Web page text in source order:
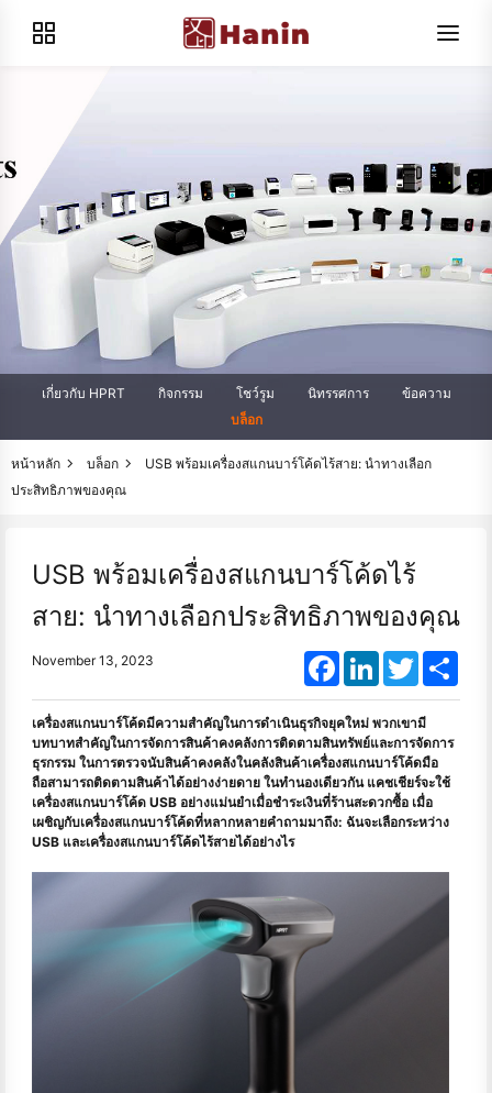
เกี่ยวกับ HPRT กิจกรรม โชว์รูม นิทรรศการ
ข้อความ
บล็อก
หน้าหลัก บล็อก
USB พร้อมเครื่องสแกนบาร์โค้ดไร้สาย: นำทางเลือก
ประสิทธิภาพของคุณ
USB พร้อมเครื่องสแกนบาร์โค้ดไร้
สาย: นำทางเลือกประสิทธิภาพของคุณ
November 13, 2023 FacebookLinkedInTwitter
เครื่องสแกนบาร์โค้ดมีความสำคัญในการดำเนินธุรกิจยุคใหม่ พวกเขามี
บทบาทสำคัญในการจัดการสินค้าคงคลังการติดตามสินทรัพย์และการจัดการ
ธุรกรรม ในการตรวจนับสินค้าคงคลังในคลังสินค้าเครื่องสแกนบาร์โค้ดมือ
ถือสามารถติดตามสินค้าได้อย่างง่ายดาย ในทํานองเดียวกัน แคชเชียร์จะใช้
เครื่องสแกนบาร์โค้ด USB อย่างแม่นยําเมื่อชําระเงินที่ร้านสะดวกซื้อ เมื่อ
เผชิญกับเครื่องสแกนบาร์โค้ดที่หลากหลายคำถามมาถึง: ฉันจะเลือกระหว่าง
USB และเครื่องสแกนบาร์โค้ดไร้สายได้อย่างไร